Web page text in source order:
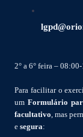
2° a 6° feira –
Para facilitar o
um Formulário
facultativo, mas
e segura: